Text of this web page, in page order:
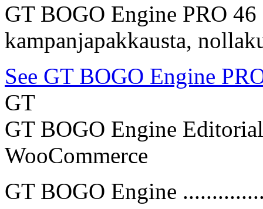
GT BOGO Engine PRO
kampanjapakkausta,
See GT BOGO Engine
GT
GT BOGO Engine
WooCommerce
GT BOGO Engine